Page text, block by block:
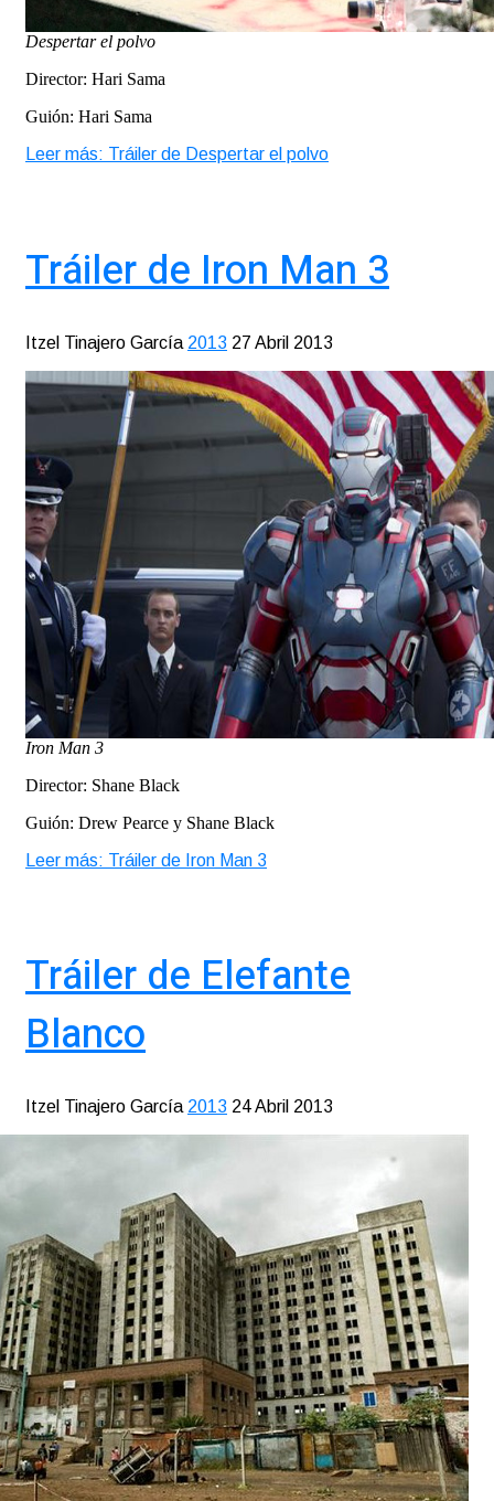
Despertar el polvo
Director: Hari Sama
Guión: Hari Sama
Leer más: Tráiler de Despertar el polvo
Tráiler de Iron Man 3
Itzel Tinajero García 2013 27 Abril 2013
Iron Man 3
Director: Shane Black
Guión: Drew Pearce y Shane Black
Leer más: Tráiler de Iron Man 3
Tráiler de Elefante
Blanco
Itzel Tinajero García 2013 24 Abril 2013